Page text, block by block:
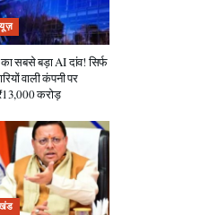
सबसे बड़ा AI दांव! सिर्फ
वाली कंपनी पर
करोड़